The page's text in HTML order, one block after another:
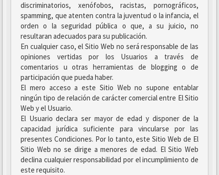
discriminatorios, xenófobos, racistas, pornográficos,
spamming, que atenten contra la juventud o la infancia, el
orden o la seguridad pública o que, a su juicio, no
resultaran adecuados para su publicación.
En cualquier caso, el Sitio Web no será responsable de las
opiniones vertidas por los Usuarios a través de
comentarios u otras herramientas de blogging o de
participación que pueda haber.
El mero acceso a este Sitio Web no supone entablar
ningún tipo de relación de carácter comercial entre El Sitio
Web y el Usuario.
El Usuario declara ser mayor de edad y disponer de la
capacidad jurídica suficiente para vincularse por las
presentes Condiciones. Por lo tanto, este Sitio Web de El
Sitio Web no se dirige a menores de edad. El Sitio Web
declina cualquier responsabilidad por el incumplimiento de
este requisito.